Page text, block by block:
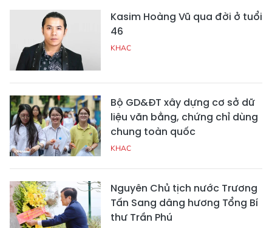
Kasim Hoàng Vũ qua đời ở tuổi
46
KHAC
Bộ GD&ĐT xây dựng cơ sở dữ
liệu văn bằng, chứng chỉ dùng
chung toàn quốc
KHAC
Nguyên Chủ tịch nước Trương
Tấn Sang dâng hương Tổng Bí
thư Trần Phú